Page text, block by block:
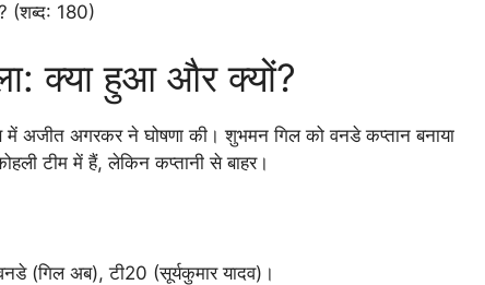
(शब्द: 180)
क्या हुआ और क्यों?
अजीत अगरकर ने घोषणा की। शुभमन गिल को वनडे कप्तान बनाया
टीम में हैं, लेकिन कप्तानी से बाहर।
(गिल अब), टी20 (सूर्यकुमार यादव)।